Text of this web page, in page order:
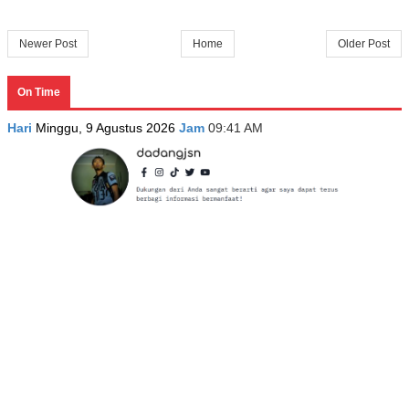
Newer Post Older Post
Home
On Time
Hari Minggu, 9 Agustus 2026 Jam 09:41 AM